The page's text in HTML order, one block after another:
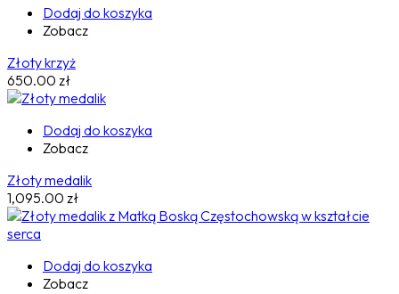
Dodaj do koszyka
Zobacz
Złoty krzyż
650.00 zł
Dodaj do koszyka
Zobacz
Złoty medalik
1,095.00 zł
Dodaj do koszyka
Zobacz